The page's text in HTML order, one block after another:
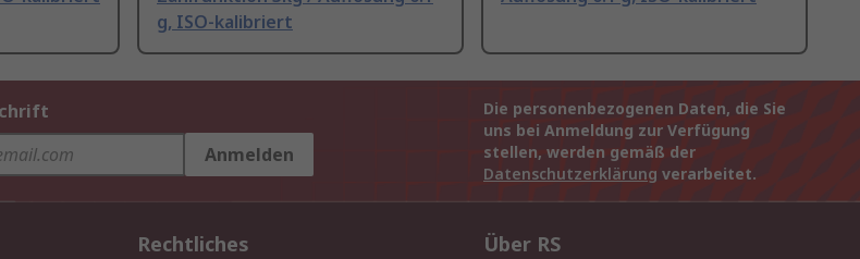
g, ISO-kalibriert
Anmelden
Die personenbezogenen Daten, die Sie
uns bei Anmeldung zur Verfügung
stellen, werden gemäß der
Datenschutzerklärung verarbeitet.
Rechtliches Über RS